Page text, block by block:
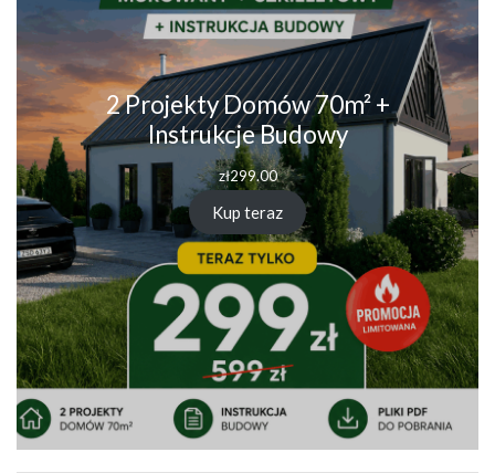
2 Projekty Domów 70m² +
Instrukcje Budowy
zł299.00
Kup teraz